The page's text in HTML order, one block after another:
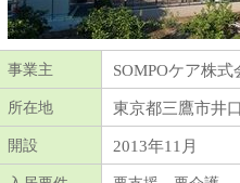
事業主 SOMPOケア株式
所在地 東京都三鷹市井
開設 2013年11月